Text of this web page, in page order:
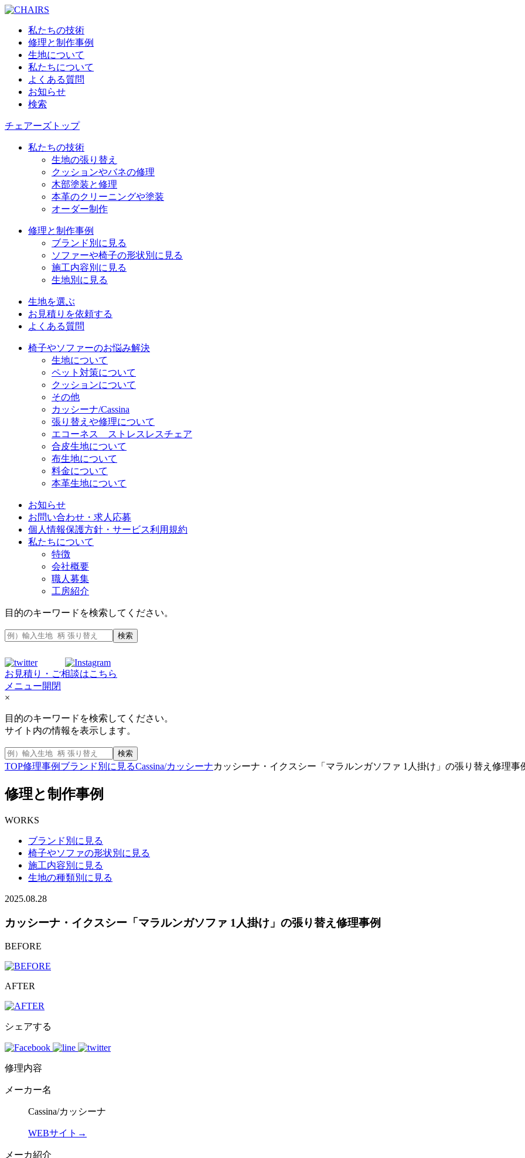
私たちの技術
修理と制作事例
生地について
私たちについて
よくある質問
お知らせ
検索
チェアーズトップ
私たちの技術
生地の張り替え
クッションやバネの修理
木部塗装と修理
本革のクリーニングや塗装
オーダー制作
修理と制作事例
ブランド別に見る
ソファーや椅子の形状別に見る
施工内容別に見る
生地別に見る
生地を選ぶ
お見積りを依頼する
よくある質問
椅子やソファーのお悩み解決
生地について
ペット対策について
クッションについて
その他
カッシーナ/Cassina
張り替えや修理について
エコーネス ストレスレスチェア
合皮生地について
布生地について
料金について
本革生地について
お知らせ
お問い合わせ・求人応募
個人情報保護方針・サービス利用規約
私たちについて
特徴
会社概要
職人募集
工房紹介
目的のキーワードを検索してください。
検索
お見積り・ご相談はこちら
メニュー開閉
×
目的のキーワードを検索してください。
サイト内の情報を表示します。
検索
TOP修理事例 ブランド別に見るCassina/カッシーナカッシーナ・イクスシー「マラルンガソファ 1人掛け」の張り替え修理事
修理と制作事例
WORKS
ブランド別に見る
椅子やソファの形状別に見る
施工内容別に見る
生地の種類別に見る
2025.08.28
カッシーナ・イクスシー「マラルンガソファ 1人掛け」の張り替え修理事例
BEFORE
AFTER
シェアする
修理内容
メーカー名
Cassina/カッシーナ
WEBサイト→
メーカ紹介